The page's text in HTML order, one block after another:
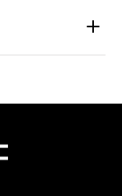
Тэ — ST